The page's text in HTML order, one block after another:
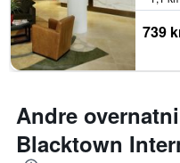
739
Andre
Blacktown